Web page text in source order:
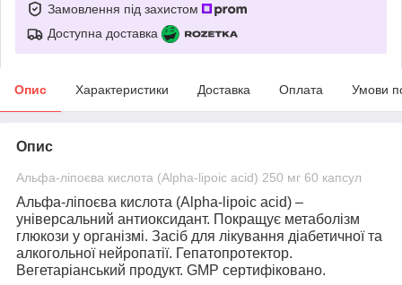
Замовлення під захистом
Доступна доставка
Опис Характеристики Доставка Оплата Умови
Опис
Альфа-ліпоєва кислота (Alpha-lipoic acid) 250 мг 60 капсул
Альфа-ліпоєва кислота (Alpha-lipoic acid) –
універсальний антиоксидант. Покращує метаболізм
глюкози у організмі. Засіб для лікування діабетичної та
алкогольної нейропатії. Гепатопротектор.
Вегетаріанський продукт. GMP сертифіковано.